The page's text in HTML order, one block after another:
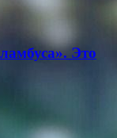
Это